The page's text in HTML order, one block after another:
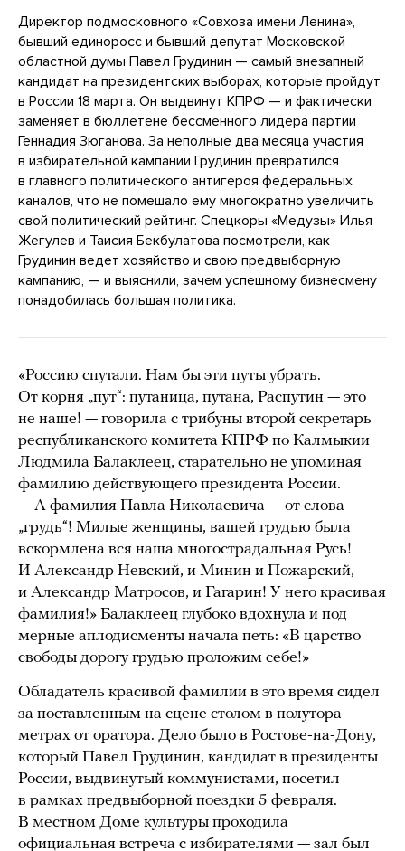
Директор подмосковного «Совхоза имени Ленина»,
бывший единоросс и бывший депутат Московской
областной думы Павел Грудинин — самый внезапный
кандидат на президентских выборах, которые пройдут
в России 18 марта. Он выдвинут КПРФ — и фактически
заменяет в бюллетене бессменного лидера партии
Геннадия Зюганова. За неполные два месяца участия
в избирательной кампании Грудинин превратился
в главного политического антигероя федеральных
каналов, что не помешало ему многократно увеличить
свой политический рейтинг. Спецкоры «Медузы» Илья
Жегулев и Таисия Бекбулатова посмотрели, как
Грудинин ведет хозяйство и свою предвыборную
кампанию, — и выяснили, зачем успешному бизнесмену
понадобилась большая политика.
«Россию спутали. Нам бы эти путы убрать.
От корня „пут“: путаница, путана, Распутин — это
не наше! — говорила с трибуны второй секретарь
республиканского комитета КПРФ по Калмыкии
Людмила Балаклеец, старательно не упоминая
фамилию действующего президента России.
— А фамилия Павла Николаевича — от слова
„грудь“! Милые женщины, вашей грудью была
вскормлена вся наша многострадальная Русь!
И Александр Невский, и Минин и Пожарский,
и Александр Матросов, и Гагарин! У него красивая
фамилия!» Балаклеец глубоко вдохнула и под
мерные аплодисменты начала петь: «В царство
свободы дорогу грудью проложим себе!»
Обладатель красивой фамилии в это время сидел
за поставленным на сцене столом в полутора
метрах от оратора. Дело было в Ростове-на-Дону,
который Павел Грудинин, кандидат в президенты
России, выдвинутый коммунистами, посетил
в рамках предвыборной поездки 5 февраля.
В местном Доме культуры проходила
официальная встреча с избирателями — зал был